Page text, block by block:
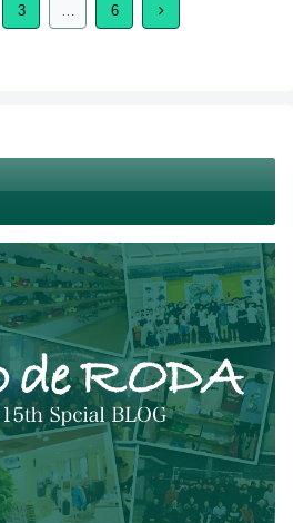
3 … 6 次